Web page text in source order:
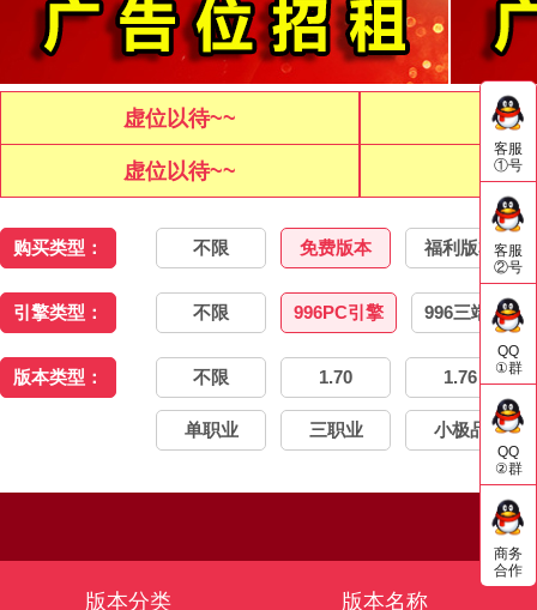
客服
①号
客服
②号
QQ
①群
QQ
②群
商务
合作
虚位以待~~ 虚位
虚位以待~~ 虚
购买类型： 不限 免费版本 福利版本
引擎类型： 不限 996PC引擎 996三端引擎
版本类型： 不限 1.70 1.76
单职业 三职业 小极品
版本分类 版本名称